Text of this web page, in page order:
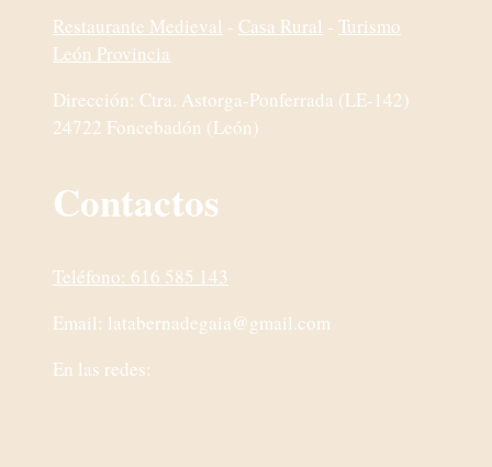
Restaurante Medieval - Casa Rural - Turismo
León Provincia
Dirección: Ctra. Astorga-Ponferrada (LE-142)
24722 Foncebadón (León)
Contactos
Teléfono: 616 585 143
Email: latabernadegaia@gmail.com
En las redes: